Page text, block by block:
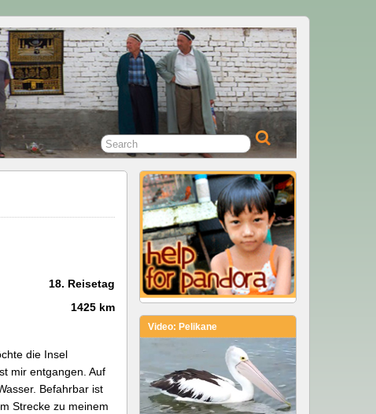
18. Reisetag
1425 km
die Insel
mir entgangen. Auf
Befahrbar ist
Strecke zu meinem
Video: Pelikane